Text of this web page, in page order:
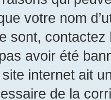
votre nom
sont,
avoir été
internet ait
de la